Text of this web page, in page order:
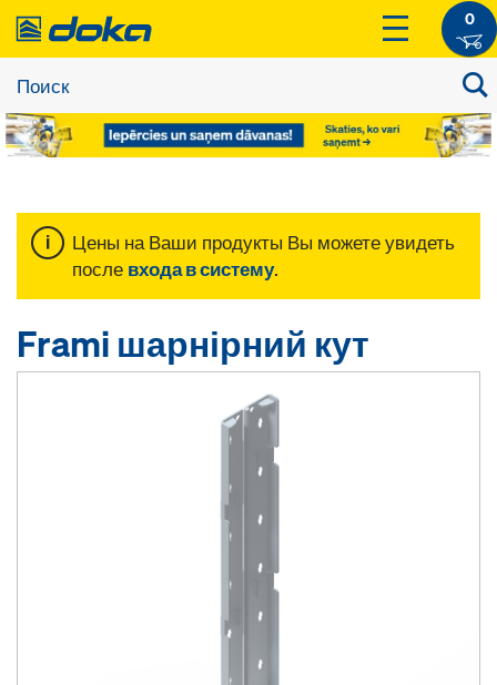
0
Цены на Ваши продукты Вы можете увидеть
после входа в систему.
Frami шарнірний кут